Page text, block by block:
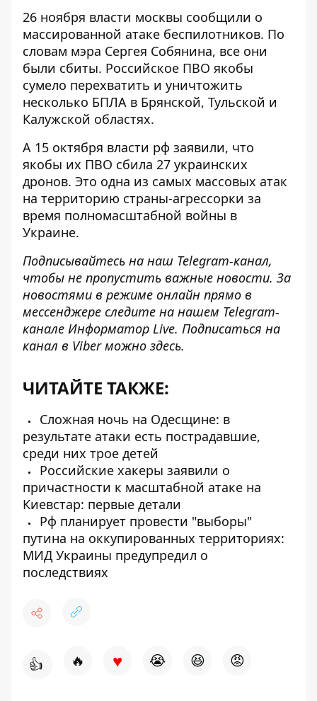
26 ноября власти москвы сообщили о
массированной атаке беспилотников. По
словам мэра Сергея Собянина, все они
были сбиты. Российское ПВО якобы
сумело перехватить и уничтожить
несколько БПЛА в Брянской, Тульской и
Калужской областях.
А 15 октября власти рф заявили, что
якобы их ПВО сбила 27 украинских
дронов. Это одна из самых массовых атак
на территорию страны-агрессорки за
время полномасштабной войны в
Украине.
Подписывайтесь на наш Telegram-канал,
чтобы не пропустить важные новости. За
новостями в режиме онлайн прямо в
мессенджере следите на нашем Telegram-
канале Информатор Live. Подписаться на
канал в Viber можно здесь.
ЧИТАЙТЕ ТАКЖЕ:
Сложная ночь на Одесщине: в
результате атаки есть пострадавшие,
среди них трое детей
Российские хакеры заявили о
причастности к масштабной атаке на
Киевстар: первые детали
Рф планирует провести "выборы"
путина на оккупированных территориях:
МИД Украины предупредил о
последствиях
👍 🔥 ♥ 😭 😆 😡